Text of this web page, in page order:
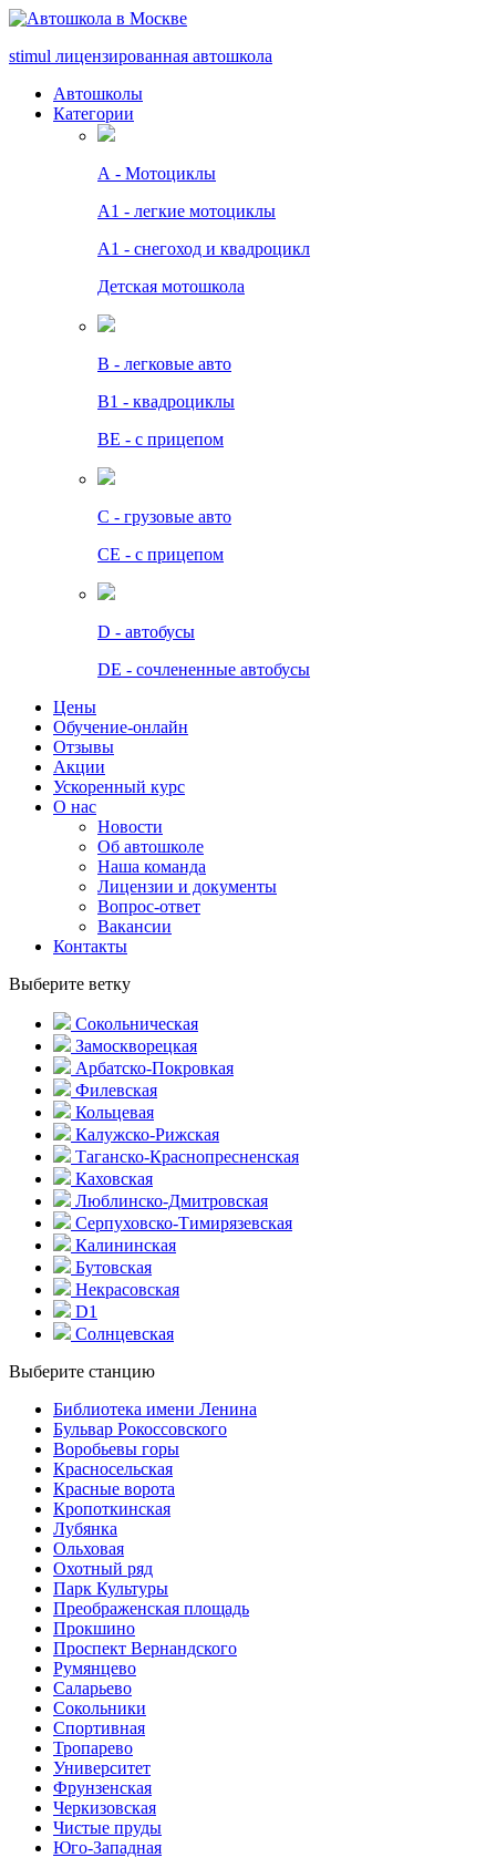
stimul лицензированная автошкола
Автошколы
Категории
А - Мотоциклы
A1 - легкие мотоциклы
A1 - снегоход и квадроцикл
Детская мотошкола
B - легковые авто
В1 - квадроциклы
BE - с прицепом
C - грузовые авто
СЕ - с прицепом
D - автобусы
DE - сочлененные автобусы
Цены
Обучение-онлайн
Отзывы
Акции
Ускоренный курс
О нас
Новости
Об автошколе
Наша команда
Лицензии и документы
Вопрос-ответ
Вакансии
Контакты
Выберите ветку
Сокольническая
Замоскворецкая
Арбатско-Покровкая
Филевская
Кольцевая
Калужско-Рижская
Таганско-Краснопресненская
Каховская
Люблинско-Дмитровская
Серпуховско-Тимирязевская
Калининская
Бутовская
Некрасовская
D1
Солнцевская
Выберите станцию
Библиотека имени Ленина
Бульвар Рокоссовского
Воробьевы горы
Красно­сельская
Красные ворота
Кропоткинс­кая
Лубянка
Ольховая
Охотный ряд
Парк Культуры
Преобра­женская площадь
Прокшино
Проспект Вернандского
Румянцево
Саларьево
Сокольники
Спортивная
Тропарево
Университет
Фрунзенская
Черкизовская
Чистые пруды
Юго-Западная